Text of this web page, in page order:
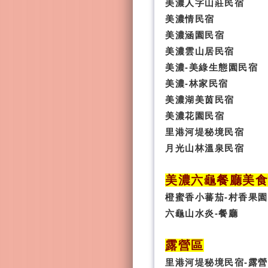
美濃人字山莊民宿
美濃情民宿
美濃涵園民宿
美濃雲山居民宿
美濃-美綠生態園民宿
美濃-林家民宿
美濃湖美茵民宿
美濃花園民宿
里港河堤秘境民宿
月光山林溫泉民宿
美濃六龜餐廳美食
橙蜜香小蕃茄-村香果園
六龜山水炎-餐廳
露營區
里港河堤秘境民宿-露